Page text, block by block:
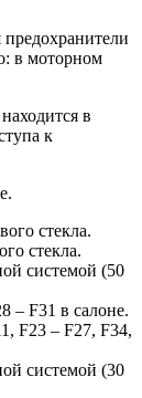
в моторном
в
к
стекла.
стекла.
системой (50
– F31 в салоне.
F23 – F27, F34,
системой (30